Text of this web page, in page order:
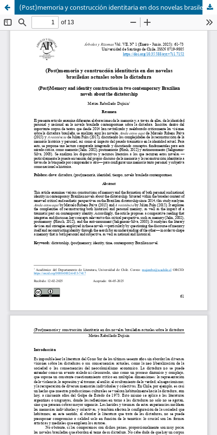
(Post)memoria y construcción identitaria en dos novelas brasileñas actuales sobre la dictadura